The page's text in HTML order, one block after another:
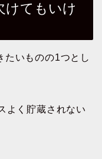
けてもいけ
たいものの1つとし
よく貯蔵されない